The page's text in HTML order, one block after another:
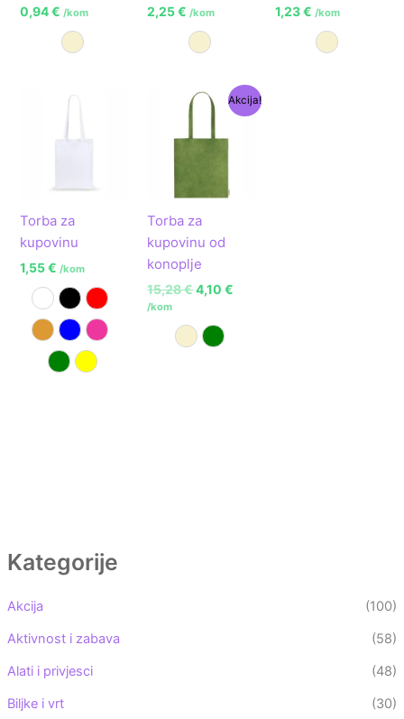
Kategorije
Akcija
(100)
Aktivnost i zabava
(58)
Alati i privjesci
(48)
Biljke i vrt
(30)
0,94€ /kom
Prirodna
2,25€ /kom
Prirodna
1,23€ /kom
Prirodna
Torba za
kupovinu
1,55€ /kom
BijelaCrnaCrvena
Narančasta
PlavaRoza
Zelena
Žuta
Akcija!
Torba za
kupovinu od
konoplje
15,28€
Izvorna
cijena
4,10€
Trenutna
cijena
/kom
PrirodnaZelena